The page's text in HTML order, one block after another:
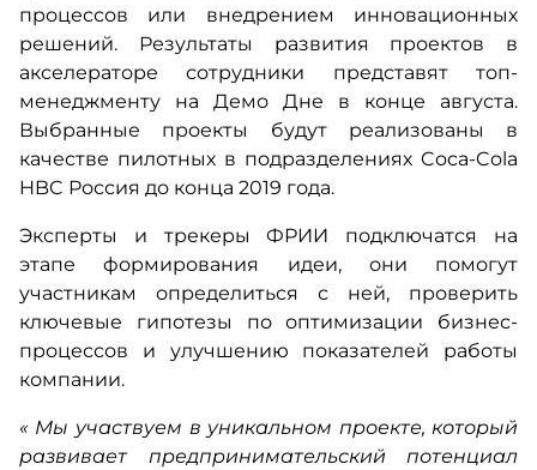
процессов или внедрением инновационных
решений. Результаты развития проектов в
акселераторе сотрудники представят топ-
менеджменту на Демо Дне в конце августа.
Выбранные проекты будут реализованы в
качестве пилотных в подразделениях Coca-Cola
HBC Россия до конца 2019 года.
Эксперты и трекеры ФРИИ подключатся на
этапе формирования идеи, они помогут
участникам определиться с ней, проверить
ключевые гипотезы по оптимизации бизнес-
процессов и улучшению показателей работы
компании.
« Мы участвуем в уникальном проекте, который
развивает предпринимательский потенциал